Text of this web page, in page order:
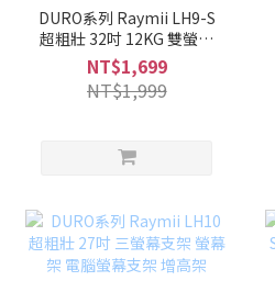
DURO系列 Raymii LH9-S
超粗壯 32吋 12KG 雙螢幕
支架 螢幕架 電腦螢幕支架
增高架
NT$1,699
NT$1,999